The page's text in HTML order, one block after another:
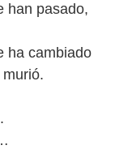
han pasado,
ha cambiado